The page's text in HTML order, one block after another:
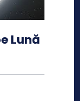
Lună